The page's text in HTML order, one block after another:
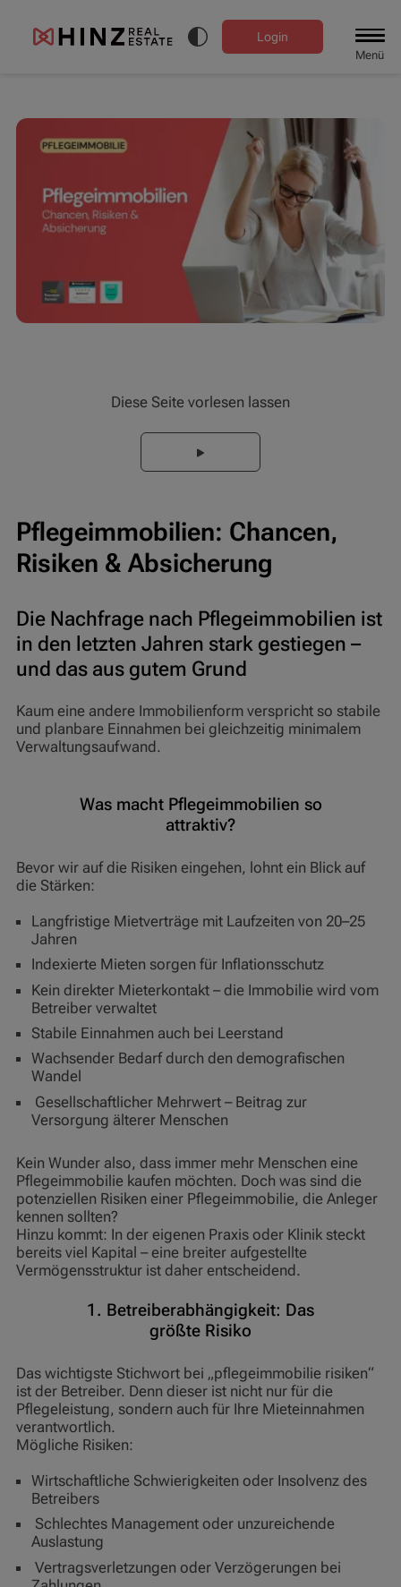
Menü
Login
Diese Seite vorlesen lassen
Pflegeimmobilien: Chancen,
Risiken & Absicherung
Die Nachfrage nach Pflegeimmobilien ist
in den letzten Jahren stark gestiegen –
und das aus gutem Grund
Kaum eine andere Immobilienform verspricht so stabile
und planbare Einnahmen bei gleichzeitig minimalem
Verwaltungsaufwand.
Was macht Pflegeimmobilien so
attraktiv?
Bevor wir auf die Risiken eingehen, lohnt ein Blick auf
die Stärken:
Langfristige Mietverträge mit Laufzeiten von 20–25
Jahren
Indexierte Mieten sorgen für Inflationsschutz
Kein direkter Mieterkontakt – die Immobilie wird vom
Betreiber verwaltet
Stabile Einnahmen auch bei Leerstand
Wachsender Bedarf durch den demografischen
Wandel
Gesellschaftlicher Mehrwert – Beitrag zur
Versorgung älterer Menschen
Kein Wunder also, dass immer mehr Menschen eine
Pflegeimmobilie kaufen möchten. Doch was sind die
potenziellen Risiken einer Pflegeimmobilie, die Anleger
kennen sollten?
Hinzu kommt: In der eigenen Praxis oder Klinik steckt
bereits viel Kapital – eine breiter aufgestellte
Vermögensstruktur ist daher entscheidend.
1. Betreiberabhängigkeit: Das
größte Risiko
Das wichtigste Stichwort bei „pflegeimmobilie risiken“
ist der Betreiber. Denn dieser ist nicht nur für die
Pflegeleistung, sondern auch für Ihre Mieteinnahmen
verantwortlich.
Mögliche Risiken:
Wirtschaftliche Schwierigkeiten oder Insolvenz des
Betreibers
Schlechtes Management oder unzureichende
Auslastung
Vertragsverletzungen oder Verzögerungen bei